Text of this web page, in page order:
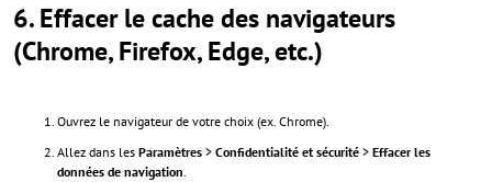
6.Effacer le cache des navigateurs
(Chrome, Firefox, Edge, etc.)
Ouvrez le navigateur de votre choix (ex. Chrome).
Allez dans les Paramètres > Confidentialité et sécurité > Effacer les
données de navigation.